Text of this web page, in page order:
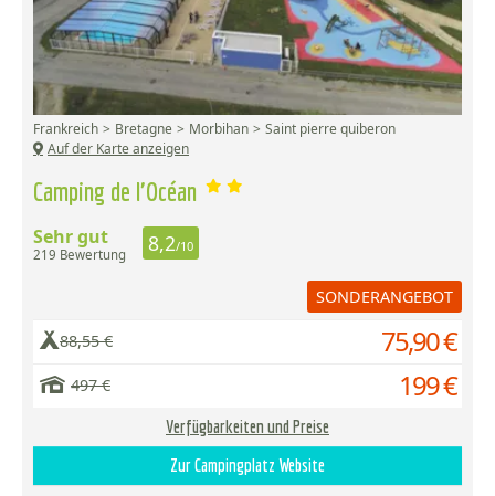
Camping de l'Océan
Frankreich Bretagne Morbihan
Saint pierre quiberon
Auf der Karte anzeigen
Sehr gut
219 Bewertung 8,2/10
SONDERANGEBOT
88,55 € 75,90 €
497 € 199 €
Verfügbarkeiten und Preise
Zur Campingplatz Website